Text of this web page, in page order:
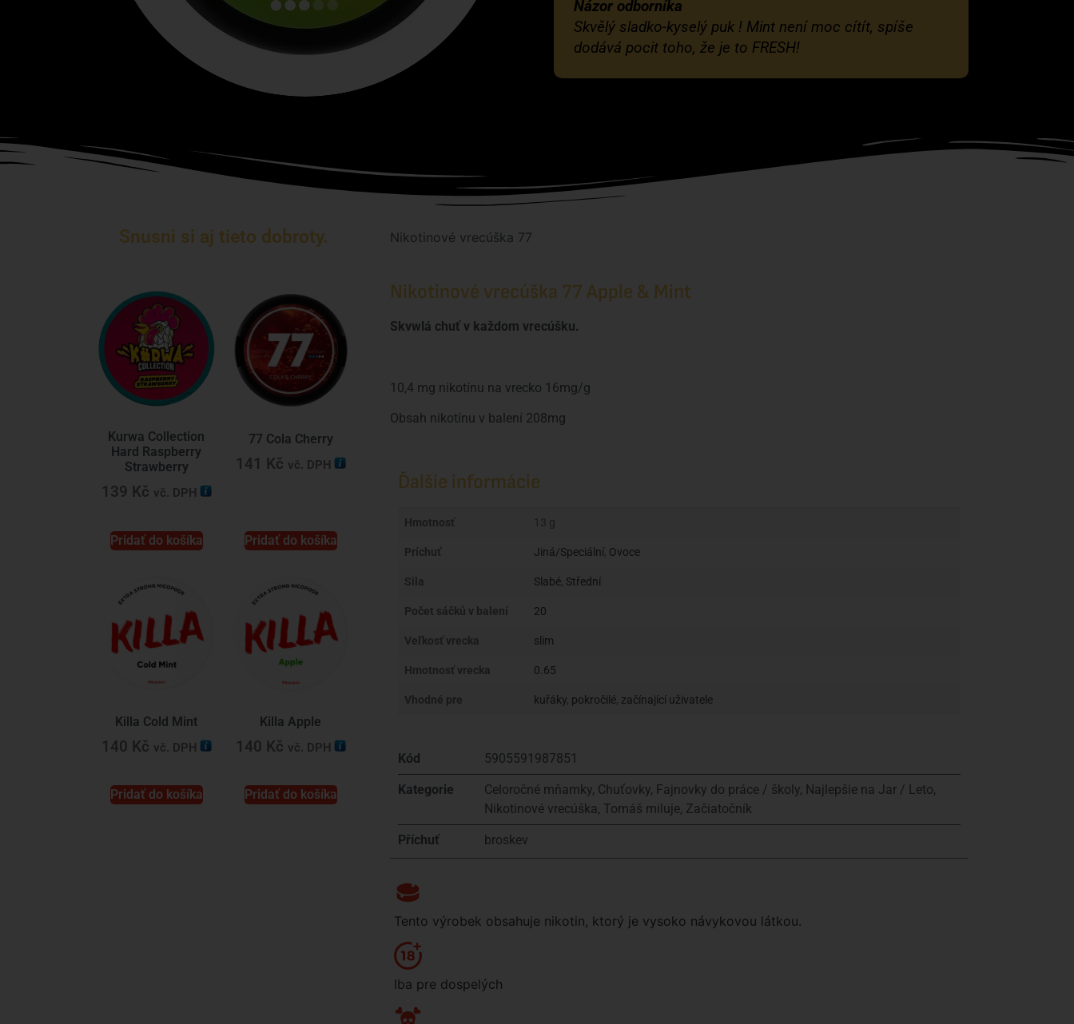
Názor odborníka
Skvělý sladko-kyselý puk ! Mint není moc cítít, spíše
dodává pocit toho, že je to FRESH!
Snusni si aj tieto dobroty.
Kurwa Collection
Hard Raspberry
Strawberry
139 Kč vč. DPH
Pridať do košíka
77 Cola Cherry
141 Kč vč. DPH
Pridať do košíka
Killa Cold Mint
140 Kč vč. DPH
Pridať do košíka
Killa Apple
140 Kč vč. DPH
Pridať do košíka
Nikotinové vrecúška 77
Nikotinové vrecúška 77 Apple & Mint
Skvwlá chuť v každom vrecúšku.
10,4 mg nikotínu na vrecko 16mg/g
Obsah nikotínu v balení 208mg
Ďalšie informácie
Hmotnosť 13 g
Príchuť Jiná/Speciální, Ovoce
Sila Slabé, Střední
Počet sáčků v balení 20
Veľkosť vrecka slim
Hmotnosť vrecka 0.65
Vhodné pre kuřáky, pokročilé, začínající uživatele
Kód 5905591987851
Kategorie Celoročné mňamky, Chuťovky, Fajnovky do práce / školy, Najlepšie na Jar / Leto,
Nikotinové vrecúška, Tomáš miluje, Začiatočník
Příchuť broskev
Tento výrobek obsahuje nikotin, ktorý je vysoko návykovou látkou.
Iba pre dospelých